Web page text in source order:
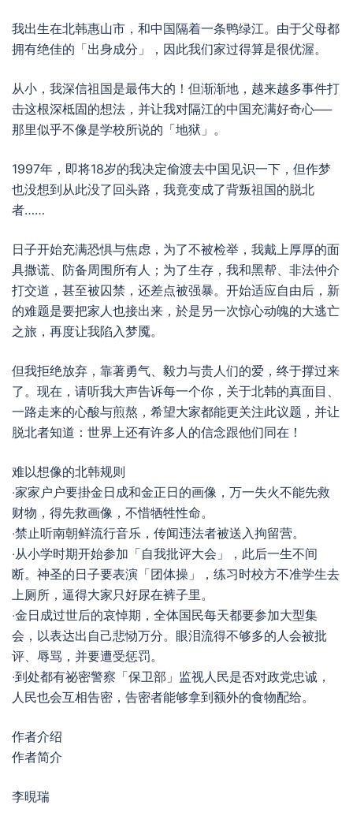
我出生在北韩惠山市，和中国隔着一条鸭绿江。由于父母都
拥有绝佳的「出身成分」，因此我们家过得算是很优渥。
从小，我深信祖国是最伟大的！但渐渐地，越来越多事件打
击这根深柢固的想法，并让我对隔江的中国充满好奇心──
那里似乎不像是学校所说的「地狱」。
1997年，即将18岁的我决定偷渡去中国见识一下，但作梦
也没想到从此没了回头路，我竟变成了背叛祖国的脱北
者……
日子开始充满恐惧与焦虑，为了不被检举，我戴上厚厚的面
具撒谎、防备周围所有人；为了生存，我和黑帮、非法仲介
打交道，甚至被囚禁，还差点被强暴。开始适应自由后，新
的难题是要把家人也接出来，於是另一次惊心动魄的大逃亡
之旅，再度让我陷入梦魇。
但我拒绝放弃，靠著勇气、毅力与贵人们的爱，终于撑过来
了。现在，请听我大声告诉每一个你，关于北韩的真面目、
一路走来的心酸与煎熬，希望大家都能更关注此议题，并让
脱北者知道：世界上还有许多人的信念跟他们同在！
难以想像的北韩规则
‧家家户户要掛金日成和金正日的画像，万一失火不能先救
财物，得先救画像，不惜牺牲性命。
‧禁止听南朝鲜流行音乐，传闻违法者被送入拘留营。
‧从小学时期开始参加「自我批评大会」，此后一生不间
断。神圣的日子要表演「团体操」，练习时校方不准学生去
上厕所，逼得大家只好尿在裤子里。
‧金日成过世后的哀悼期，全体国民每天都要参加大型集
会，以表达出自己悲恸万分。眼泪流得不够多的人会被批
评、辱骂，并要遭受惩罚。
‧到处都有祕密警察「保卫部」监视人民是否对政党忠诚，
人民也会互相告密，告密者能够拿到额外的食物配给。
作者介绍
作者简介
李晛瑞